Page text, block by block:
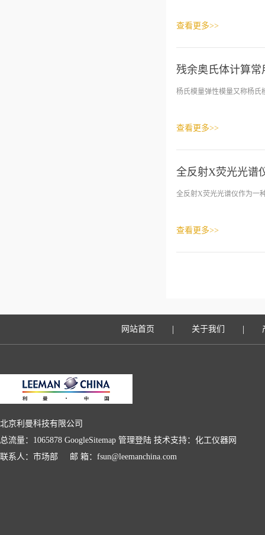
查看更多>>
残余奥氏体计算常
杨氏模量弹性模量又称杨氏
查看更多>>
全反射X荧光光谱
全反射X荧光光谱仪作为一
查看更多>>
网站首页 | 关于我们 |
北京利曼科技有限公司
总流量：1065878 GoogleSitemap 管理登陆 技术支持： 化工仪器网
联系人：市场部 邮 箱：fsun@leemanchina.com